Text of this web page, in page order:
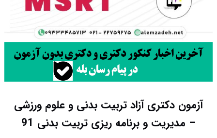
آزمون دکتری آزاد تربیت بدنی و علوم ورزشی
– مدیریت و برنامه ریزی تربیت بدنی 91